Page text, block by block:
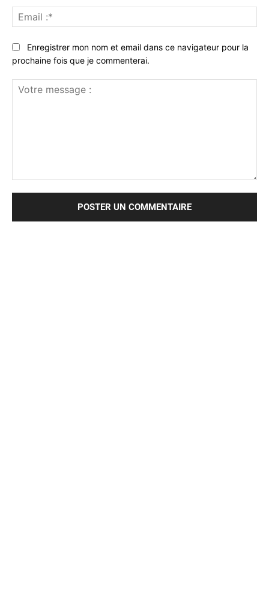
:*
Enregistrer mon nom et email dans ce navigateur pour la
prochaine fois que je commenterai.